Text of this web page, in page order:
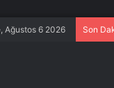
Ağustos 6 2026 Son